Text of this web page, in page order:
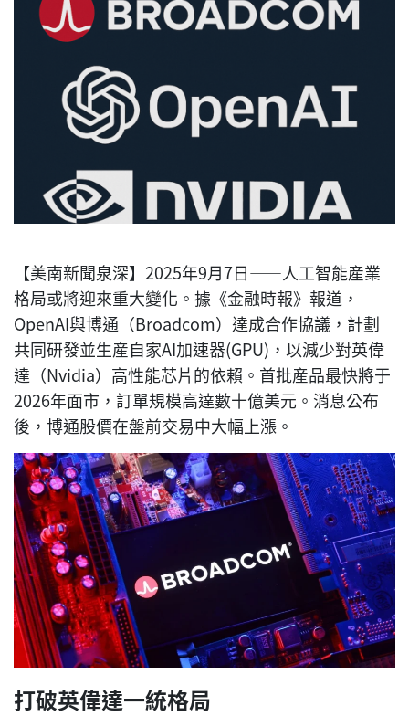
【美南新聞泉深】2025年9月7日——人工智能産業
格局或將迎來重大變化。據《金融時報》報道，
OpenAI與博通（Broadcom）達成合作協議，計劃
共同研發並生産自家AI加速器(GPU)，以減少對英偉
達（Nvidia）高性能芯片的依賴。首批産品最快將于
2026年面市，訂單規模高達數十億美元。消息公布
後，博通股價在盤前交易中大幅上漲。
打破英偉達一統格局